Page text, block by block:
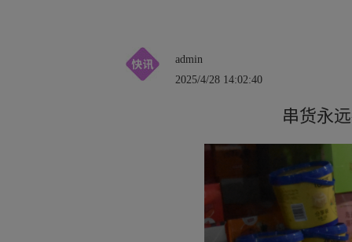
admin
2025/4/28 14:02:40
串货永